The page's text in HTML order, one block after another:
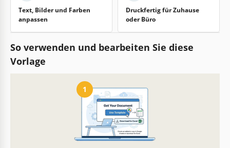
Text, Bilder und Farben
anpassen
Druckfertig für Zuhause
oder Büro
So verwenden und bearbeiten Sie diese
Vorlage
1